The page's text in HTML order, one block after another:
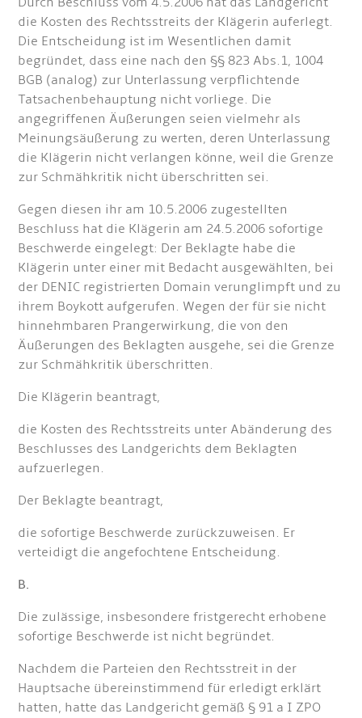
die Kosten des Rechtsstreits der Klägerin auferlegt.
Die Entscheidung ist im Wesentlichen damit
begründet, dass eine nach den §§ 823 Abs.1, 1004
BGB (analog) zur Unterlassung verpflichtende
Tatsachenbehauptung nicht vorliege. Die
angegriffenen Äußerungen seien vielmehr als
Meinungsäußerung zu werten, deren Unterlassung
die Klägerin nicht verlangen könne, weil die Grenze
zur Schmähkritik nicht überschritten sei.
Gegen diesen ihr am 10.5.2006 zugestellten
Beschluss hat die Klägerin am 24.5.2006 sofortige
Beschwerde eingelegt: Der Beklagte habe die
Klägerin unter einer mit Bedacht ausgewählten, bei
der DENIC registrierten Domain verunglimpft und zu
ihrem Boykott aufgerufen. Wegen der für sie nicht
hinnehmbaren Prangerwirkung, die von den
Äußerungen des Beklagten ausgehe, sei die Grenze
zur Schmähkritik überschritten.
Die Klägerin beantragt,
die Kosten des Rechtsstreits unter Abänderung des
Beschlusses des Landgerichts dem Beklagten
aufzuerlegen.
Der Beklagte beantragt,
die sofortige Beschwerde zurückzuweisen. Er
verteidigt die angefochtene Entscheidung.
B.
Die zulässige, insbesondere fristgerecht erhobene
sofortige Beschwerde ist nicht begründet.
Nachdem die Parteien den Rechtsstreit in der
Hauptsache übereinstimmend für erledigt erklärt
hatten, hatte das Landgericht gemäß § 91 a I ZPO